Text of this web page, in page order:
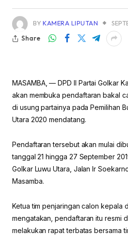
BY KAMERA LIPUTAN
Share
MASAMBA, — DPD II Partai Golkar
akan membuka pendaftaran bakal
di usung partainya pada Pemilihan
Utara 2020 mendatang.
Pendaftaran tersebut akan mulai
tanggal 21 hingga 27 September
Golkar Luwu Utara, Jalan Ir
Masamba.
Ketua tim penjaringan calon kepala
mengatakan, pendaftaran itu resmi
melakukan rapat terbatas bersama